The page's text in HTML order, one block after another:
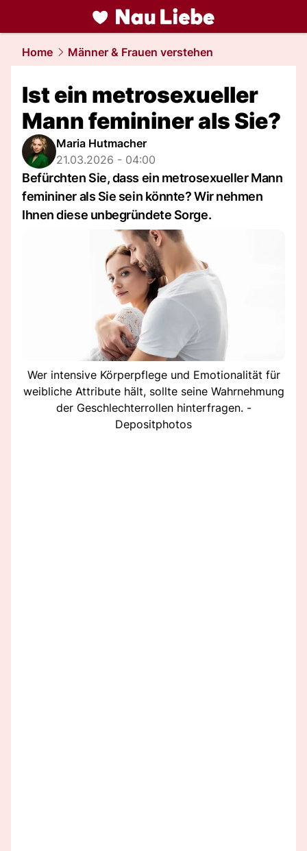
liebe.NAU.ch
Home Männer & Frauen verstehen
Ist ein metrosexueller
Mann femininer als Sie?
Maria Hutmacher
21.03.2026 - 04:00
Befürchten Sie, dass ein metrosexueller Mann
femininer als Sie sein könnte? Wir nehmen
Ihnen diese unbegründete Sorge.
Wer intensive Körperpflege und Emotionalität für
weibliche Attribute hält, sollte seine Wahrnehmung
der Geschlechterrollen hinterfragen. -
Depositphotos